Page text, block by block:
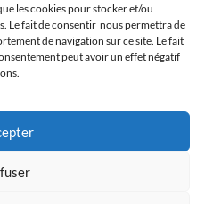
les cookies pour stocker et/ou
Le fait de consentir nous permettra de
de navigation sur ce site. Le fait
peut avoir un effet négatif
à confidentialité